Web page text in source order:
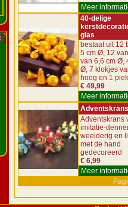
Meer
40-delige
glas
bestaat uit 12
5 cm Ø, 12
van 6,6 cm Ø,
Ø, 7 klokjes
hoog en 1
€ 49,99
Meer
Adventskrans
Adventskrans
imitatie-
weelderig en
met de hand
gedecoreerd
€ 6,99
Meer